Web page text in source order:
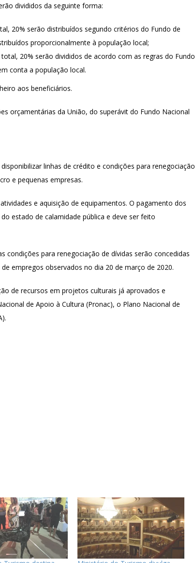
divididos da seguinte forma:
20% serão distribuídos segundo critérios do Fundo de
proporcionalmente à população local;
20% serão divididos de acordo com as regras do Fundo
conta a população local.
aos beneficiários.
orçamentárias da União, do superávit do Fundo Nacional
linhas de crédito e condições para renegociação
e pequenas empresas.
e aquisição de equipamentos. O pagamento dos
estado de calamidade pública e deve ser feito
condições para renegociação de dívidas serão concedidas
empregos observados no dia 20 de março de 2020.
de recursos em projetos culturais já aprovados e
de Apoio à Cultura (Pronac), o Plano Nacional de